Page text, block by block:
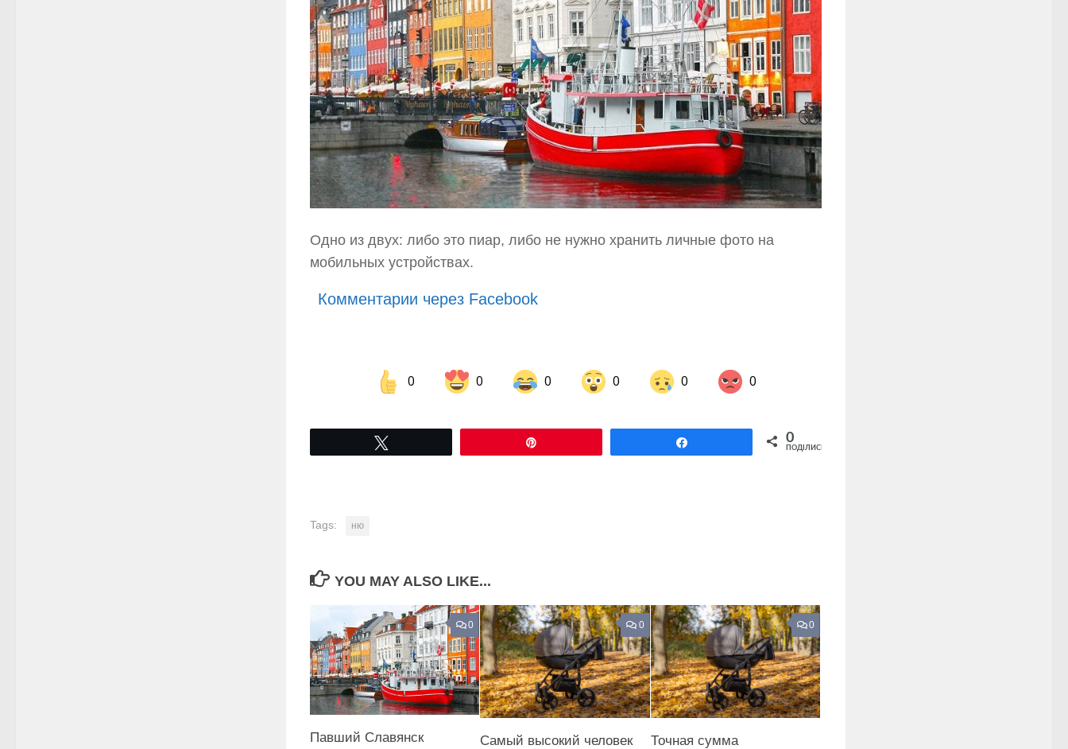
Одно из двух: либо это пиар, либо не нужно хранить личные фото на
мобильных устройствах.
Комментарии через Facebook
0 0 0 0 0 0
Share on Facebook Share on LinkedIn Share on Twitter 0
ПОДІЛИСЬ
Tags: ню
YOU MAY ALSO LIKE...
0
Павший Славянск
0
Самый высокий человек
0
Точная сумма